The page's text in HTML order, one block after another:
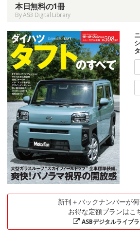
本日無料の1冊
By ASB Digital Library
新刊＋バックナンバーが
お得な定額プランはこ
ASBデジタルライブラ